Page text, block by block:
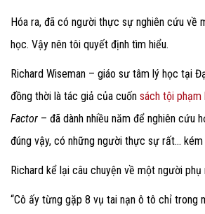
Hóa ra, đã có người thực sự nghiên cứu về
học. Vậy nên tôi quyết định tìm hiểu.
Richard Wiseman – giáo sư tâm lý học tại
đồng thời là tác giả của cuốn sách tội phạm
Factor – đã dành nhiều năm để nghiên cứu
đúng vậy, có những người thực sự rất… kém
Richard kể lại câu chuyện về một người phụ
“Cô ấy từng gặp 8 vụ tai nạn ô tô chỉ trong